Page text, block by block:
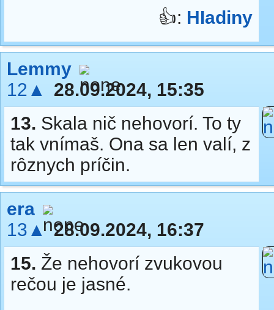
👍: HIadiny
Lemmy
12▲
28.09.2024, 15:35
13. Skala nič nehovorí. To ty
tak vnímaš. Ona sa len valí, z
rôznych príčin.
era
13▲ 28.09.2024, 16:37
15. Že nehovorí zvukovou
rečou je jasné.